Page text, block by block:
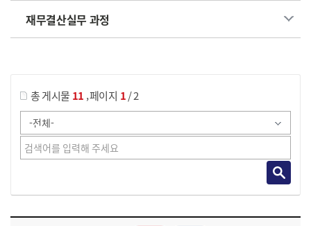
재무결산실무 과정
총 게시물 11 ,페이지 1/ 2
재무결산실무 과정 목록 으로 번호, 제목, 작성자, 조회수, 등록 일로 나열 되고 있습니다.